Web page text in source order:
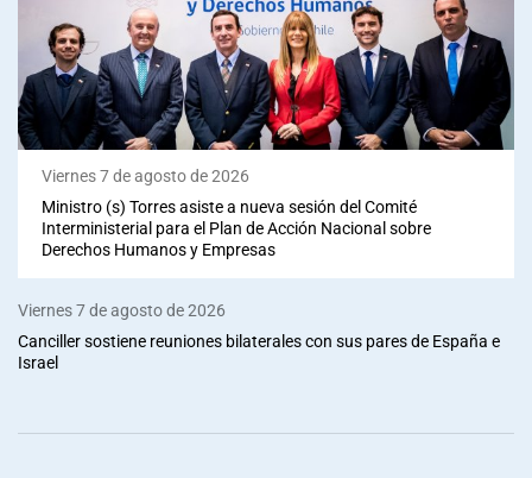
Viernes 7 de agosto de 2026
Ministro (s) Torres asiste a nueva sesión del Comité
Interministerial para el Plan de Acción Nacional sobre
Derechos Humanos y Empresas
Viernes 7 de agosto de 2026
Canciller sostiene reuniones bilaterales con sus pares de España e
Israel